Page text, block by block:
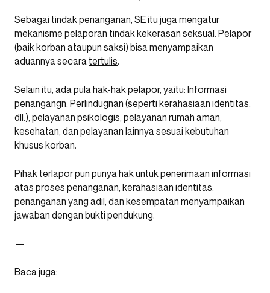
Sebagai tindak penanganan, SE itu juga mengatur
mekanisme pelaporan tindak kekerasan seksual. Pelapor
(baik korban ataupun saksi) bisa menyampaikan
aduannya secara tertulis.
Selain itu, ada pula hak-hak pelapor, yaitu: Informasi
penangangn, Perlindugnan (seperti kerahasiaan identitas,
dll.), pelayanan psikologis, pelayanan rumah aman,
kesehatan, dan pelayanan lainnya sesuai kebutuhan
khusus korban.
Pihak terlapor pun punya hak untuk penerimaan informasi
atas proses penanganan, kerahasiaan identitas,
penanganan yang adil, dan kesempatan menyampaikan
jawaban dengan bukti pendukung.
—
Baca juga: